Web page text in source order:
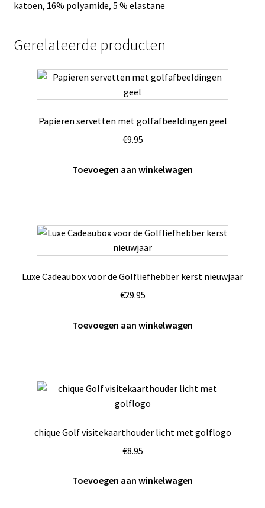
katoen, 16% polyamide, 5 % elastane
Gerelateerde producten
Papieren servetten met golfafbeeldingen geel
€9.95
Toevoegen aan winkelwagen
Luxe Cadeaubox voor de Golfliefhebber kerst nieuwjaar
€29.95
Toevoegen aan winkelwagen
chique Golf visitekaarthouder licht met golflogo
€8.95
Toevoegen aan winkelwagen